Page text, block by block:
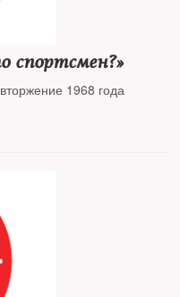
спортсмен?»
1968 года